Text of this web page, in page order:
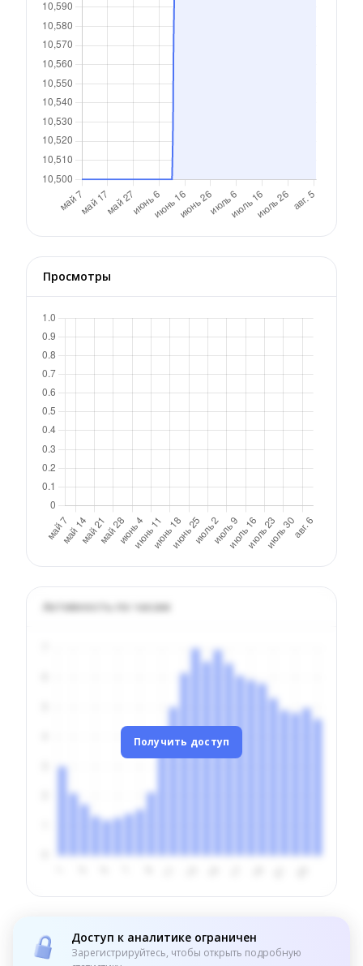
Просмотры
Активность по часам
Получить доступ
Доступ к аналитике ограничен
Зарегистрируйтесь, чтобы открыть подробную